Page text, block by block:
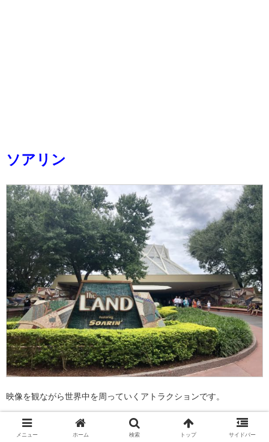
ソアリン
映像を観ながら世界中を周っていくアトラクションです。
とにかくテクノロジーが凄いです!!
メニュー ホーム 検索 トップ サイドバー